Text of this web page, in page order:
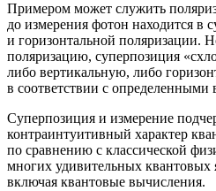
Примером может служить
до измерения фотон находится в
и горизонтальной поляризации.
поляризацию, суперпозиция
либо вертикальную, либо
в соответствии с определенными
Суперпозиция и измерение
контраинтуитивный характер
по сравнению с классической
многих удивительных
включая квантовые вычисления.